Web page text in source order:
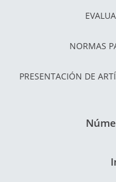
NORMAS
PRESENTACIÓN DE